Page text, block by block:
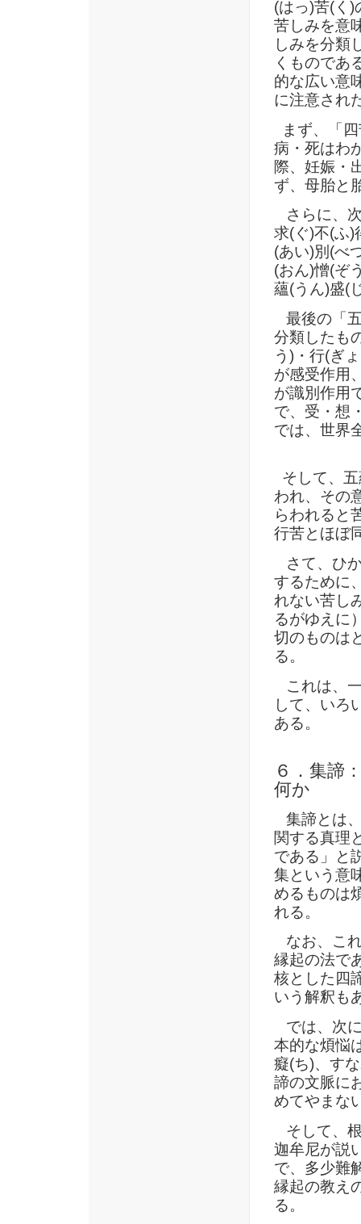
(はっ)苦(く)
苦しみを意
しみを分類
くものであ
的な広い意
に注意され
まず、「
病・死はわ
際、妊娠・
ず、母胎と
さらに、
求(ぐ)不(ふ
(あい)別(べ
(おん)憎(ぞ
蘊(うん)盛(
最後の「
分類したも
う)・行(ぎ
が感受作用
が識別作用
で、受・想
では、世界
そして、
われ、その
らわれると
行苦とほぼ
さて、ひ
するために
れない苦し
るがゆえに
切のものは
る。
これは、
して、いろ
ある。
６．集諦
何か
集諦とは
関する真理
である」と
集という意
めるものは
れる。
なお、こ
縁起の法で
核とした四
いう解釈も
では、次
本的な煩悩
癡(ち)、す
諦の文脈に
めてやまな
そして、
迦牟尼が説
で、多少難
縁起の教え
る。